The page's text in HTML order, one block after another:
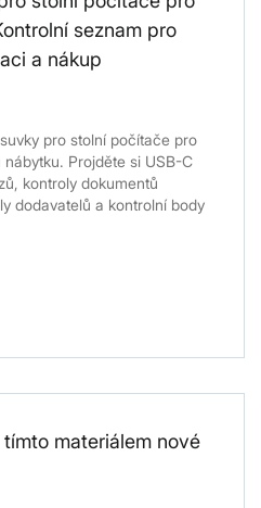
seznam pro
a nákup
pro stolní počítače pro
Projděte si USB-C
kontroly dokumentů
dodavatelů a kontrolní body
materiálem nové